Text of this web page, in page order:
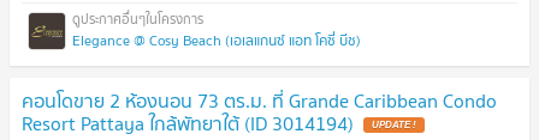
Elegance @ Cosy Beach (เอเลแกนซ์ แอท โคซี่ บีช)
คอนโดขาย 2 ห้องนอน 73 ตร.ม. ที่ Grande Caribbean Condo
Resort Pattaya ใกล้พัทยาใต้ (ID 3014194) UPDATE !